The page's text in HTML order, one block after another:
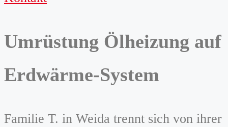
Umrüstung Ölheizung auf
Erdwärme-System
Familie T. in Weida trennt sich von ihrer